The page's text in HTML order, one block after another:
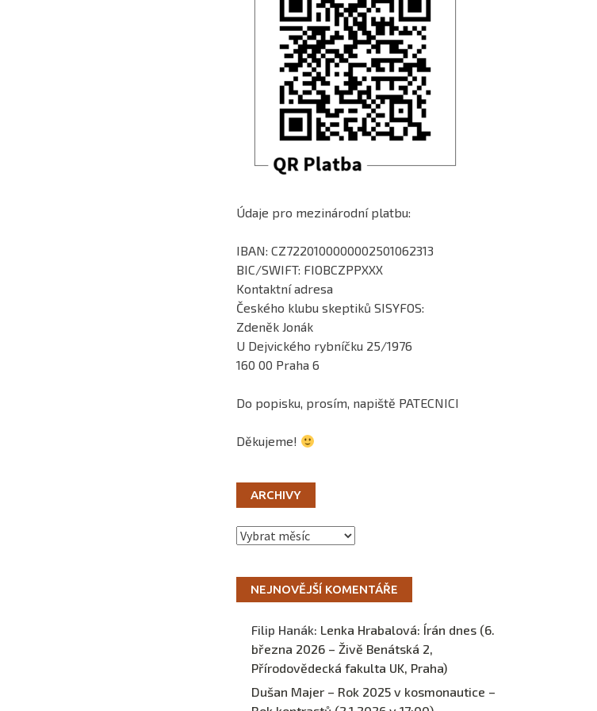
Údaje pro mezinárodní platbu:
IBAN: CZ7220100000002501062313
BIC/SWIFT: FIOBCZPPXXX
Kontaktní adresa
Českého klubu skeptiků SISYFOS:
Zdeněk Jonák
U Dejvického rybníčku 25/1976
160 00 Praha 6
Do popisku, prosím, napiště PATECNICI
Děkujeme!
ARCHIVY
Archivy
NEJNOVĚJŠÍ KOMENTÁŘE
Filip Hanák: Lenka Hrabalová: Írán dnes (6.
března 2026 – Živě Benátská 2,
Přírodovědecká fakulta UK, Praha)
Dušan Majer – Rok 2025 v kosmonautice –